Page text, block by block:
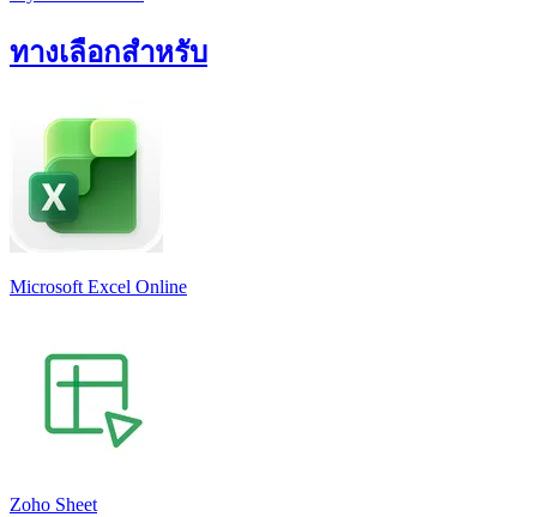
ทางเลือกสำหรับ
Microsoft Excel Online
Zoho Sheet